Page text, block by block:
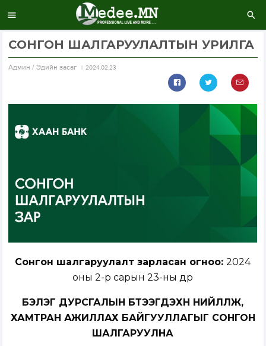
СОНГОН ШАЛГАРУУЛАЛТЫН УРИЛГА
Aдмин / Эдийн засаг 2024.02.23
Сонгон шалгаруулалт зарласан огноо:2024
оны 2-р сарын 23-ны өдөр
БЭЛЭГ ДУРСГАЛЫН БҮТЭЭГДЭХҮҮН НИЙЛҮҮЛЖ,
ХАМТРАН АЖИЛЛАХ БАЙГУУЛЛАГЫГ СОНГОН
ШАЛГАРУУЛНА